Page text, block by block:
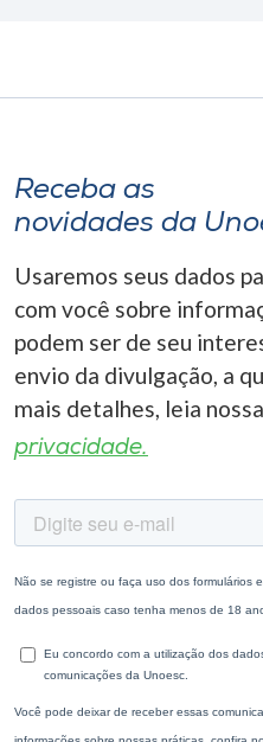
Receba as
novidades da
Usaremos seus dados
com você sobre
podem ser de seu
envio da divulgação, a
mais detalhes, leia nossa
privacidade.